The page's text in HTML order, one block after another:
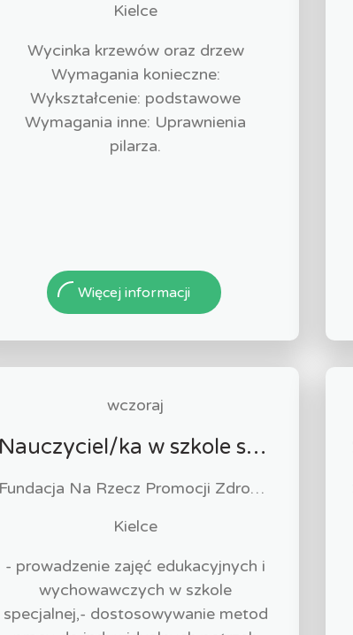
Kielce
Wycinka krzewów oraz drzew
Wymagania konieczne:
Wykształcenie: podstawowe
Wymagania inne: Uprawnienia
pilarza.
Więcej informacji
wczoraj
Nauczyciel/ka w szkole specjalnej
Fundacja Na Rzecz Promocji Zdrowia "PULS"
Kielce
- prowadzenie zajęć edukacyjnych i
wychowawczych w szkole
specjalnej,- dostosowywanie metod